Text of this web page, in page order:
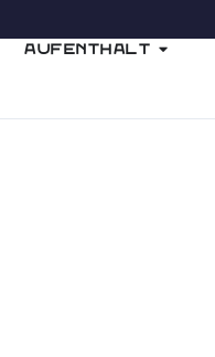
Aufenthalt